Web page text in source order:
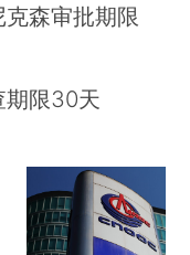
森审批期限
期限30天